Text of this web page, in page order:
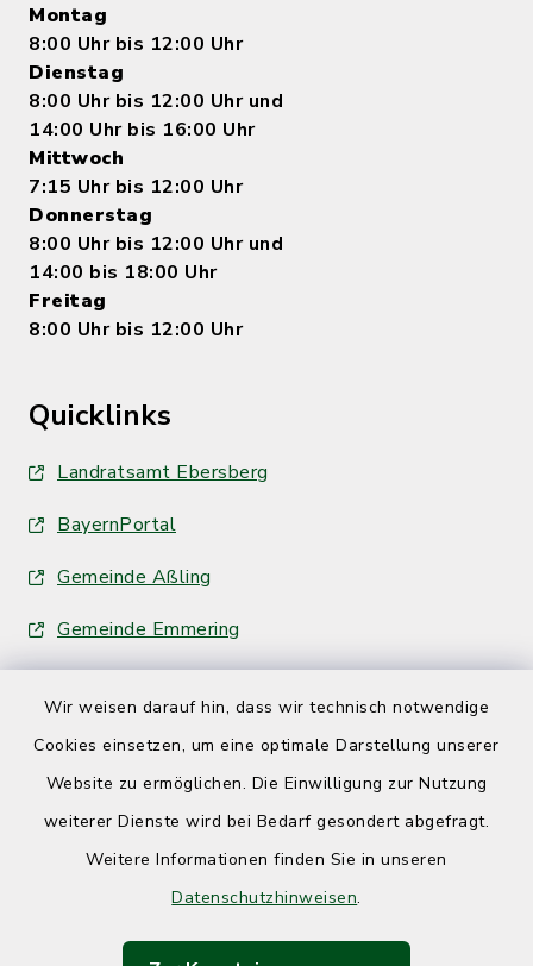
Wir weisen darauf hin, dass wir technisch notwendige
Cookies einsetzen, um eine optimale Darstellung unserer
Website zu ermöglichen. Die Einwilligung zur Nutzung
weiterer Dienste wird bei Bedarf gesondert abgefragt.
Weitere Informationen finden Sie in unseren
Datenschutzhinweisen.
Montag
8:00 Uhr bis 12:00 Uhr
Dienstag
8:00 Uhr bis 12:00 Uhr und
14:00 Uhr bis 16:00 Uhr
Mittwoch
7:15 Uhr bis 12:00 Uhr
Donnerstag
8:00 Uhr bis 12:00 Uhr und
14:00 bis 18:00 Uhr
Freitag
8:00 Uhr bis 12:00 Uhr
Quicklinks
Landratsamt Ebersberg
BayernPortal
Gemeinde Aßling
Gemeinde Emmering
Barrierefreiheit